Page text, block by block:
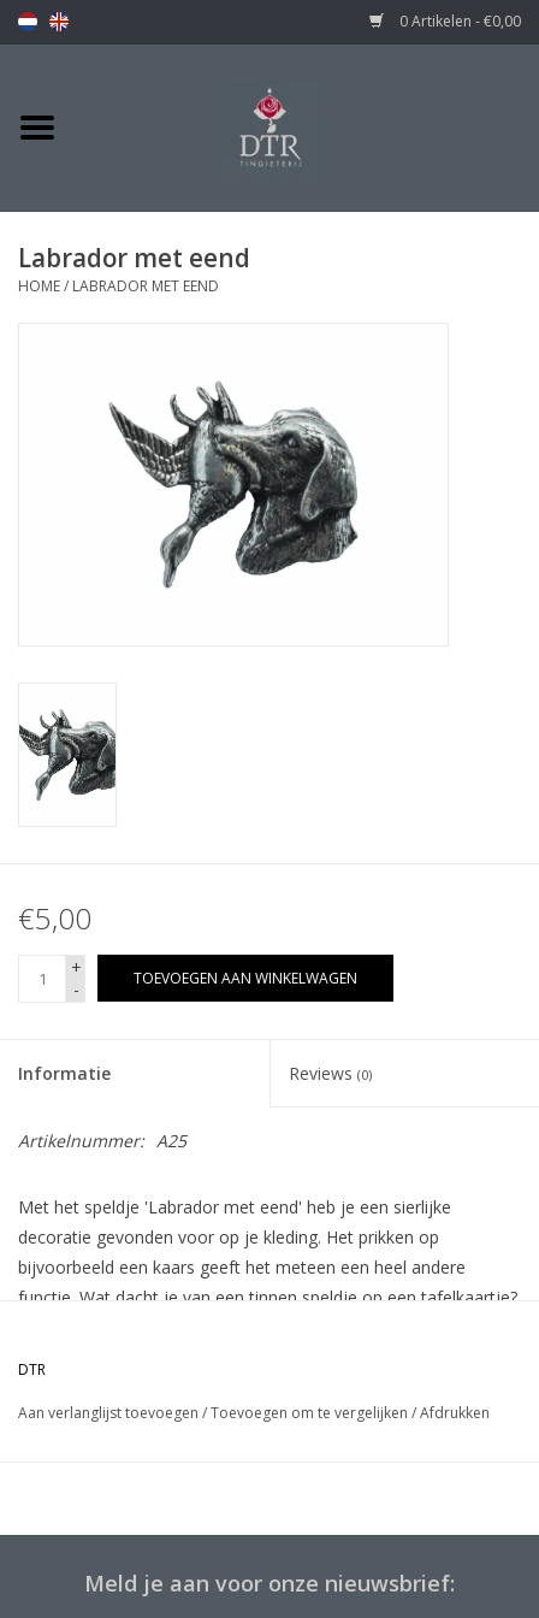
0 Artikelen - €0,00
Labrador met eend
HOME/ LABRADOR MET EEND
€5,00
+
-
TOEVOEGEN AAN WINKELWAGEN
Informatie Reviews (0)
Artikelnummer: A25
Met het speldje 'Labrador met eend' heb je een sierlijke
decoratie gevonden voor op je kleding. Het prikken op
bijvoorbeeld een kaars geeft het meteen een heel andere
functie. Wat dacht je van een tinnen speldje op een tafelkaartje?
DTR
Aan verlanglijst toevoegen /Toevoegen om te vergelijken /Afdrukken
Meld je aan voor onze nieuwsbrief: